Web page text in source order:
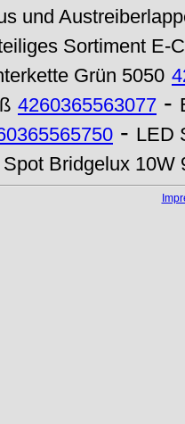
und
Sortiment E-
Grün 5050
4260365563077 -
- LED
Bridgelux 10W